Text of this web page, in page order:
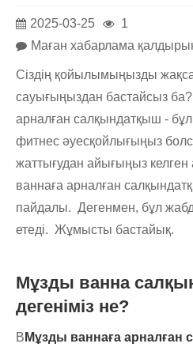
2025-03-25
1
Маған хабарлама
Сіздің қойылымыңызды
сауығыңыздан бастайсыз
арналған салқындатқыш - бұл
фитнес әуесқойлығыңыз
жаттығудан айығыңыз
ваннаға арналған
пайдалы. Дегенмен, бұл
етеді. Жұмысты бастайық.
Мұзды ванна
дегеніміз не?
В Мұзды ваннаға арналған